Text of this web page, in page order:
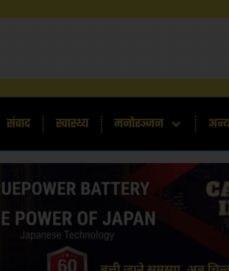
संवाद स्वास्थ्य मनोरञ्जन